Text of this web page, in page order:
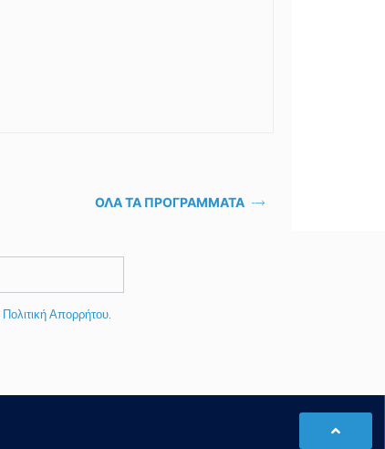
ΟΛΑ ΤΑ ΠΡΟΓΡΑΜΜΑΤΑ
Πολιτική Απορρήτου.